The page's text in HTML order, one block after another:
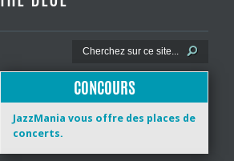
CONCOURS
JazzMania vous offre des places de
concerts.